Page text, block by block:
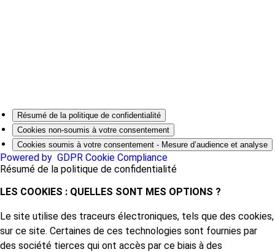
Résumé de la politique de confidentialité
Cookies non-soumis à votre consentement
Cookies soumis à votre consentement - Mesure d’audience et analyse
Powered by GDPR Cookie Compliance
Résumé de la politique de confidentialité
LES COOKIES : QUELLES SONT MES OPTIONS ?
Le site utilise des traceurs électroniques, tels que des cookies,
sur ce site. Certaines de ces technologies sont fournies par
des société tierces qui ont accès par ce biais à des